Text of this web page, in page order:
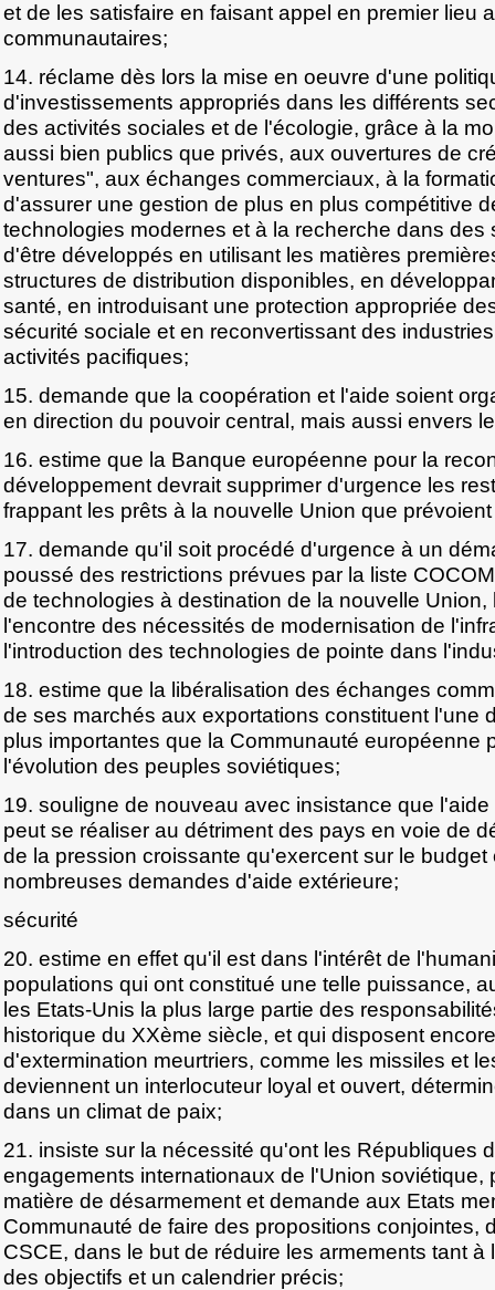
et de les satisfaire en faisant appel en premier lieu
communautaires;
14. réclame dès lors la mise en oeuvre d'une
d'investissements appropriés dans les différents
des activités sociales et de l'écologie, grâce à la
aussi bien publics que privés, aux ouvertures de
ventures", aux échanges commerciaux, à la
d'assurer une gestion de plus en plus compétitive
technologies modernes et à la recherche dans des
d'être développés en utilisant les matières
structures de distribution disponibles, en
santé, en introduisant une protection appropriée
sécurité sociale et en reconvertissant des
activités pacifiques;
15. demande que la coopération et l'aide soient
en direction du pouvoir central, mais aussi envers
16. estime que la Banque européenne pour la
développement devrait supprimer d'urgence les
frappant les prêts à la nouvelle Union que
17. demande qu'il soit procédé d'urgence à un
poussé des restrictions prévues par la liste
de technologies à destination de la nouvelle
l'encontre des nécessités de modernisation de
l'introduction des technologies de pointe dans
18. estime que la libéralisation des échanges
de ses marchés aux exportations constituent l'une
plus importantes que la Communauté européenne
l'évolution des peuples soviétiques;
19. souligne de nouveau avec insistance que
peut se réaliser au détriment des pays en voie de
de la pression croissante qu'exercent sur le
nombreuses demandes d'aide extérieure;
sécurité
20. estime en effet qu'il est dans l'intérêt de
populations qui ont constitué une telle puissance,
les Etats-Unis la plus large partie des
historique du XXème siècle, et qui disposent
d'extermination meurtriers, comme les missiles et
deviennent un interlocuteur loyal et ouvert,
dans un climat de paix;
21. insiste sur la nécessité qu'ont les Républiques
engagements internationaux de l'Union soviétique,
matière de désarmement et demande aux Etats
Communauté de faire des propositions conjointes,
CSCE, dans le but de réduire les armements tant
des objectifs et un calendrier précis;